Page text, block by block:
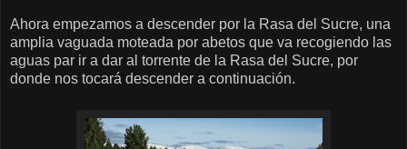
Ahora empezamos a descender por la Rasa del Sucre, una
amplia vaguada moteada por abetos que va recogiendo las
aguas par ir a dar al torrente de la Rasa del Sucre, por
donde nos tocará descender a continuación.